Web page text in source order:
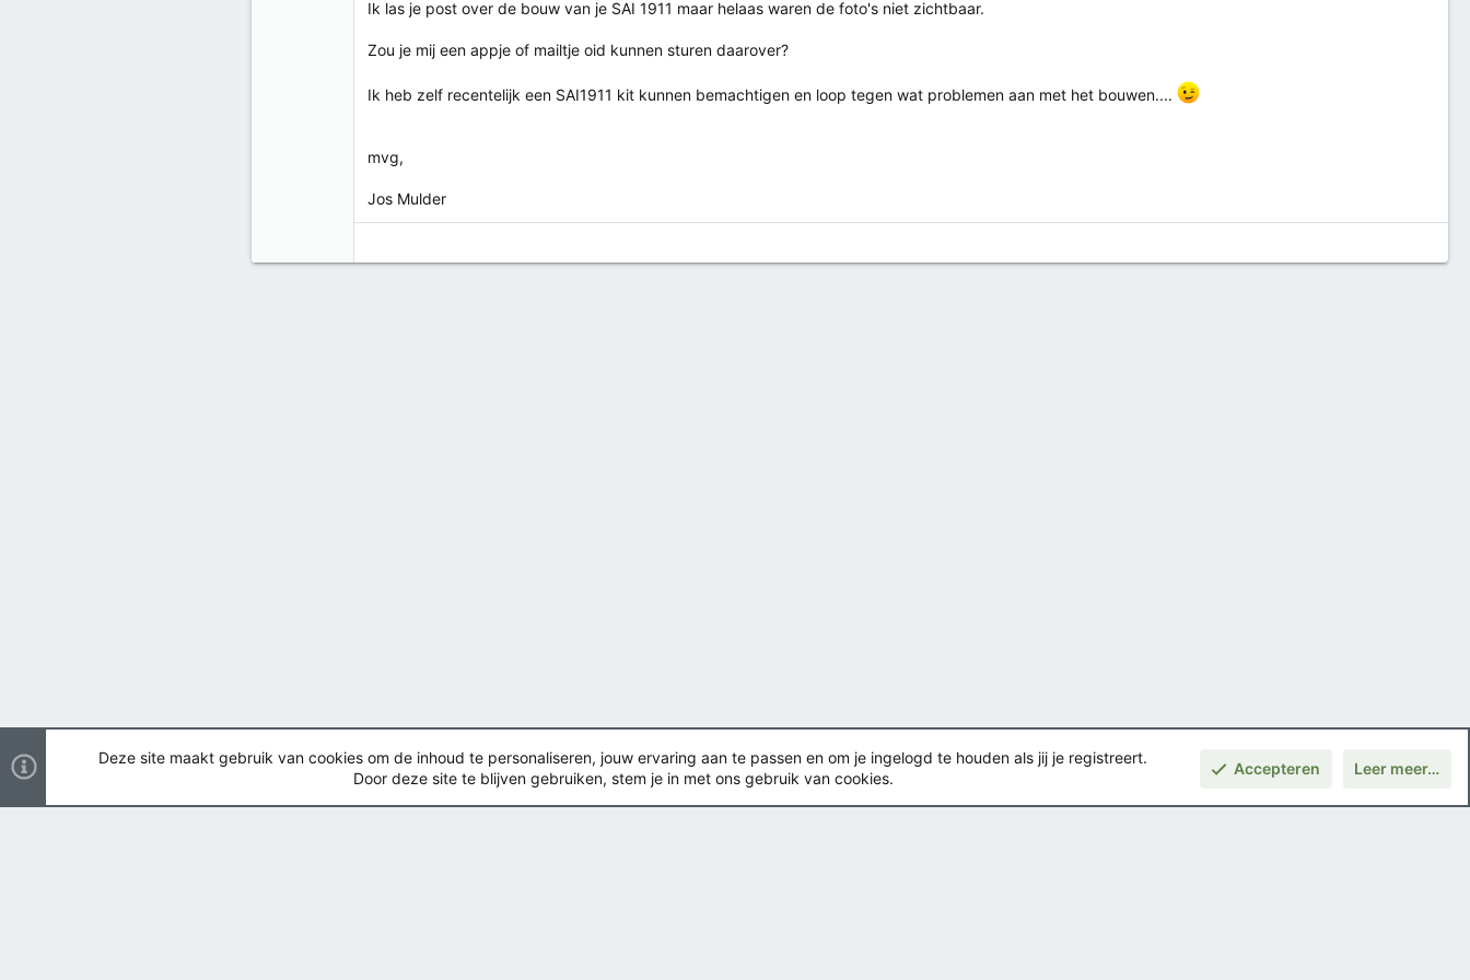
Ik las je post over de bouw van je SAI 1911 maar helaas waren de foto's niet zichtbaar.
Zou je mij een appje of mailtje oid kunnen sturen daarover?
Ik heb zelf recentelijk een SAI1911 kit kunnen bemachtigen en loop tegen wat problemen aan met het bouwen....
mvg,
Jos Mulder
Deze site maakt gebruik van cookies om de inhoud te personaliseren, jouw ervaring aan te passen en om je ingelogd te houden als jij je registreert.
Door deze site te blijven gebruiken, stem je in met ons gebruik van cookies.
Accepteren Leer meer…